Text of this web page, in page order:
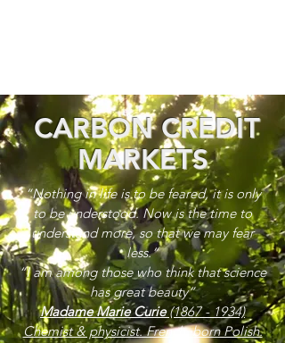
CARBON CREDIT
MARKETS
“Nothing in life is to be feared, it is only
to be understood. Now is the time to
understand more, so that we may fear
less.”
“I am among those who think that science
has great beauty”
Madame Marie Curie(1867 - 1934)
Chemist & physicist. French, born Polish.